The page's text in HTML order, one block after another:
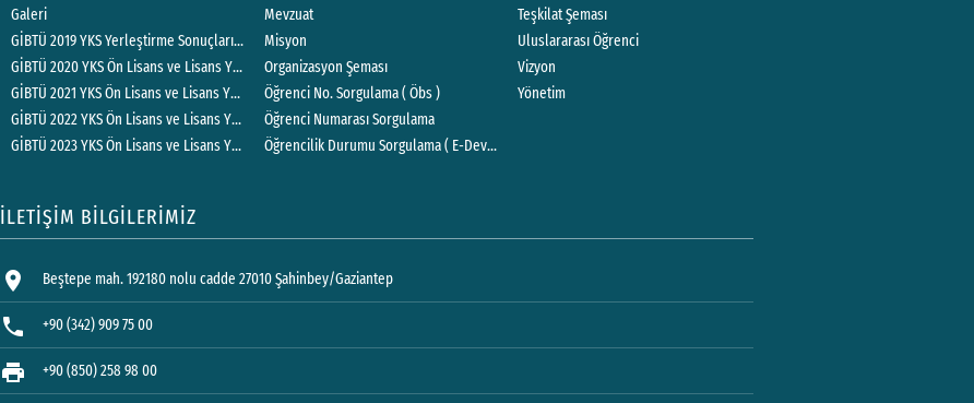
Galeri
GİBTÜ 2019 YKS Yerleştirme Sonuçlarına İlişkin Sayısal Bilgiler
GİBTÜ 2020 YKS Ön Lisans ve Lisans Yerleştirme Sonuçlarına İlişkin Sayısal Bilgiler
GİBTÜ 2021 YKS Ön Lisans ve Lisans Yerleştirme Sonuçlarına İlişkin Sayısal Bilgiler
GİBTÜ 2022 YKS Ön Lisans ve Lisans Yerleştirme Sonuçlarına İlişkin Sayısal Bilgiler
GİBTÜ 2023 YKS Ön Lisans ve Lisans Yerleştirme Sonuçlarına İlişkin Sayısal Bilgiler
Mevzuat
Misyon
Organizasyon Şeması
Öğrenci No. Sorgulama ( Öbs )
Öğrenci Numarası Sorgulama
Öğrencilik Durumu Sorgulama ( E-Devlet )
Teşkilat Şeması
Uluslararası Öğrenci
Vizyon
Yönetim
İLETİŞİM BİLGİLERİMİZ
location_on Beştepe mah. 192180 nolu cadde 27010 Şahinbey/Gaziantep
phone +90 (342) 909 75 00
print +90 (850) 258 98 00